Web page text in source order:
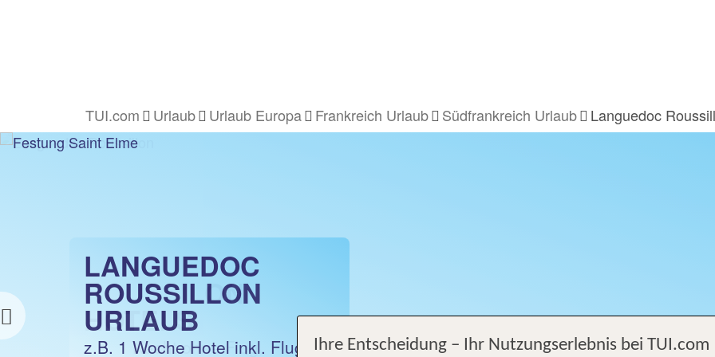
TUI.com Urlaub Urlaub Europa Frankreich Urlaub Südfrankreich Urlaub Languedoc
Previous
LANGUEDOC
ROUSSILLON
URLAUB
z.B. 1 Woche Hotel inkl. Flug
LANGUEDOC
ROUSSILON
HOTELS
z.B. 1 Nacht ohne Flug Ihre Entscheidung – Ihr Nutzungserlebnis bei TUI.com